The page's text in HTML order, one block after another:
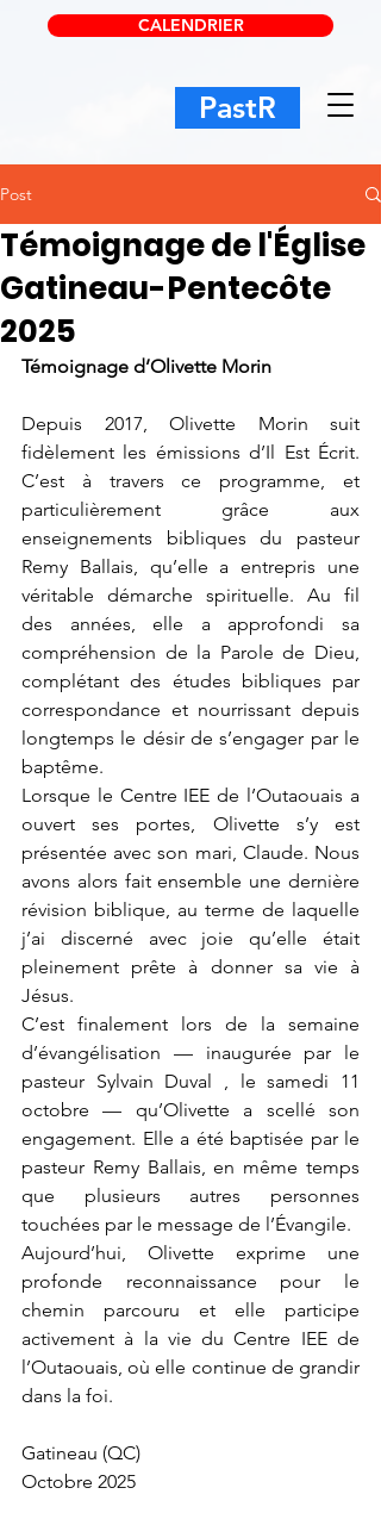
PastR
CALENDRIER
Post
Témoignage de l'Église
Gatineau-Pentecôte
2025
Témoignage d’Olivette Morin
Depuis 2017, Olivette Morin suit
fidèlement les émissions d’Il Est Écrit.
C’est à travers ce programme, et
particulièrement grâce aux
enseignements bibliques du pasteur
Remy Ballais, qu’elle a entrepris une
véritable démarche spirituelle. Au fil
des années, elle a approfondi sa
compréhension de la Parole de Dieu,
complétant des études bibliques par
correspondance et nourrissant depuis
longtemps le désir de s’engager par le
baptême.
Lorsque le Centre IEE de l’Outaouais a
ouvert ses portes, Olivette s’y est
présentée avec son mari, Claude. Nous
avons alors fait ensemble une dernière
révision biblique, au terme de laquelle
j’ai discerné avec joie qu’elle était
pleinement prête à donner sa vie à
Jésus.
C’est finalement lors de la semaine
d’évangélisation — inaugurée par le
pasteur Sylvain Duval , le samedi 11
octobre — qu’Olivette a scellé son
engagement. Elle a été baptisée par le
pasteur Remy Ballais, en même temps
que plusieurs autres personnes
touchées par le message de l’Évangile.
Aujourd’hui, Olivette exprime une
profonde reconnaissance pour le
chemin parcouru et elle participe
activement à la vie du Centre IEE de
l’Outaouais, où elle continue de grandir
dans la foi.
Gatineau (QC)
Octobre 2025